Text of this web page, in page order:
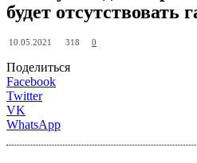
будет отсутствовать
10.05.2021 318 0
Поделиться
Facebook
Twitter
VK
WhatsApp